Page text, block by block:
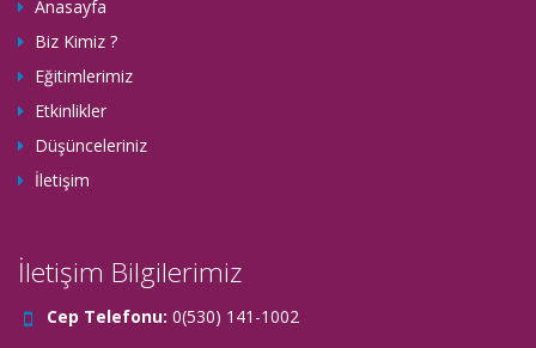
Anasayfa
Biz Kimiz ?
Eğitimlerimiz
Etkinlikler
Düşünceleriniz
İletişim
İletişim Bilgilerimiz
Cep Telefonu: 0(530) 141-1002